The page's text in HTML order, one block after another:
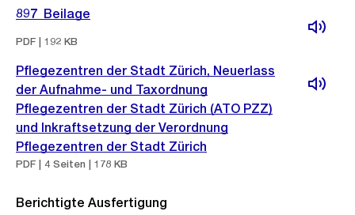
897_Beilage
PDF | 192 KB
Pflegezentren der Stadt Zürich, Neuerlass
der Aufnahme- und Taxordnung
Pflegezentren der Stadt Zürich (ATO PZZ)
und Inkraftsetzung der Verordnung
Pflegezentren der Stadt Zürich
PDF | 4 Seiten | 178 KB
Berichtigte Ausfertigung